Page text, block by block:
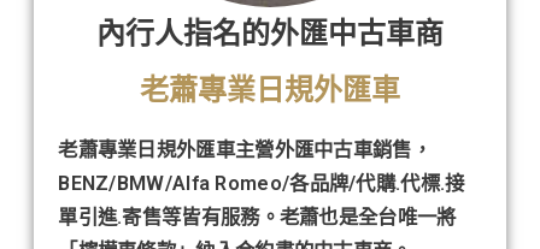
內行人指名的外匯中古車商
老蕭專業日規外匯車
老蕭專業日規外匯車主營外匯中古車銷售，
BENZ/BMW/Alfa Romeo/各品牌/代購.代標.接
單引進.寄售等皆有服務。老蕭也是全台唯一將